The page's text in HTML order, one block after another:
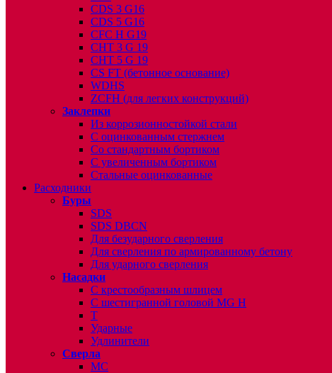
CDS 3 G16
CDS 5 G16
CFC H G19
CHT 3 G 19
CHT 5 G 19
CS FT (бетонное основание)
WDHS
ZCFH (для легких конструкций)
Заклепки
Из коррозионностойкой стали
С оцинкованным стержнем
Со стандартным бортиком
С увеличенным бортиком
Стальные оцинкованные
Расходники
Буры
SDS
SDS DBCN
Для безударного сверления
Для сверления по армированному бетону
Для ударного сверления
Насадки
С крестообразным шлицем
С шестигранной головой MG H
T
Ударные
Удлинители
Сверла
МС